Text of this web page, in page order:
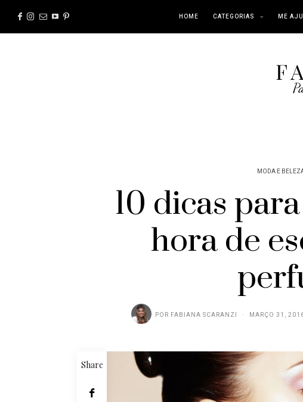
HOME CATEGORIAS ME
MODA E
10 dicas
hora de
POR FABIANA SCARANZI MARÇO 31,
Share